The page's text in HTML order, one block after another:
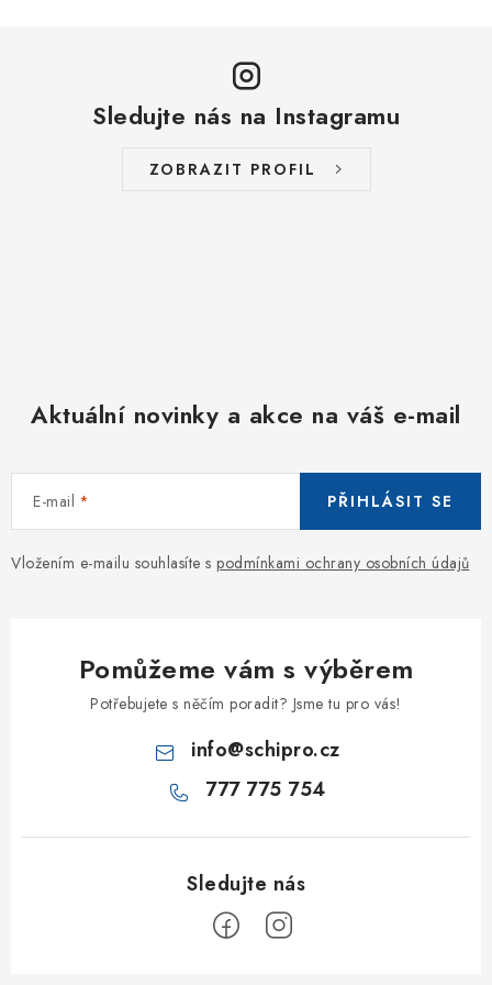
Sledujte nás na Instagramu
ZOBRAZIT PROFIL
Aktuální novinky a akce na váš e-mail
E-mail
Vložením e-mailu souhlasíte s podmínkami ochrany osobních údajů
PŘIHLÁSIT SE
Pomůžeme vám s výběrem
Potřebujete s něčím poradit? Jsme tu pro vás!
info@schipro.cz
777 775 754